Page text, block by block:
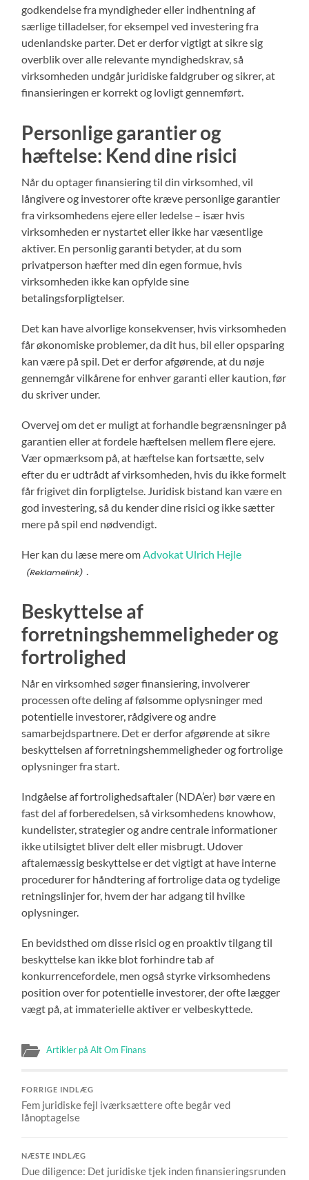
godkendelse fra myndigheder eller indhentning af
særlige tilladelser, for eksempel ved investering fra
udenlandske parter. Det er derfor vigtigt at sikre sig
overblik over alle relevante myndighedskrav, så
virksomheden undgår juridiske faldgruber og sikrer, at
finansieringen er korrekt og lovligt gennemført.
Personlige garantier og
hæftelse: Kend dine risici
Når du optager finansiering til din virksomhed, vil
långivere og investorer ofte kræve personlige garantier
fra virksomhedens ejere eller ledelse – især hvis
virksomheden er nystartet eller ikke har væsentlige
aktiver. En personlig garanti betyder, at du som
privatperson hæfter med din egen formue, hvis
virksomheden ikke kan opfylde sine
betalingsforpligtelser.
Det kan have alvorlige konsekvenser, hvis virksomheden
får økonomiske problemer, da dit hus, bil eller opsparing
kan være på spil. Det er derfor afgørende, at du nøje
gennemgår vilkårene for enhver garanti eller kaution, før
du skriver under.
Overvej om det er muligt at forhandle begrænsninger på
garantien eller at fordele hæftelsen mellem flere ejere.
Vær opmærksom på, at hæftelse kan fortsætte, selv
efter du er udtrådt af virksomheden, hvis du ikke formelt
får frigivet din forpligtelse. Juridisk bistand kan være en
god investering, så du kender dine risici og ikke sætter
mere på spil end nødvendigt.
Her kan du læse mere om Advokat Ulrich Hejle
Beskyttelse af
forretningshemmeligheder og
fortrolighed
Når en virksomhed søger finansiering, involverer
processen ofte deling af følsomme oplysninger med
potentielle investorer, rådgivere og andre
samarbejdspartnere. Det er derfor afgørende at sikre
beskyttelsen af forretningshemmeligheder og fortrolige
oplysninger fra start.
Indgåelse af fortrolighedsaftaler (NDA’er) bør være en
fast del af forberedelsen, så virksomhedens knowhow,
kundelister, strategier og andre centrale informationer
ikke utilsigtet bliver delt eller misbrugt. Udover
aftalemæssig beskyttelse er det vigtigt at have interne
procedurer for håndtering af fortrolige data og tydelige
retningslinjer for, hvem der har adgang til hvilke
oplysninger.
En bevidsthed om disse risici og en proaktiv tilgang til
beskyttelse kan ikke blot forhindre tab af
konkurrencefordele, men også styrke virksomhedens
position over for potentielle investorer, der ofte lægger
vægt på, at immaterielle aktiver er velbeskyttede.
Artikler på Alt Om Finans
FORRIGE INDLÆG
Fem juridiske fejl iværksættere ofte begår ved
lånoptagelse
NÆSTE INDLÆG
Due diligence: Det juridiske tjek inden finansieringsrunden